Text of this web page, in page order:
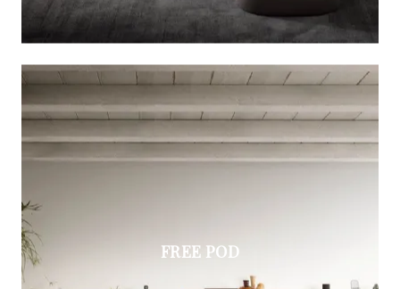
FREE POD